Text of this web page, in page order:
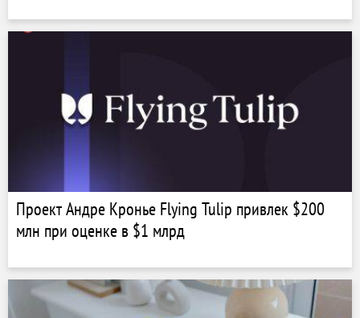
Проект Андре Кронье Flying Tulip привлек $200
млн при оценке в $1 млрд